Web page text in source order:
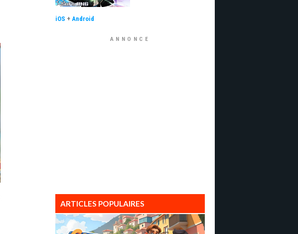
iOS + Android
ANNONCE
ARTICLES POPULAIRES